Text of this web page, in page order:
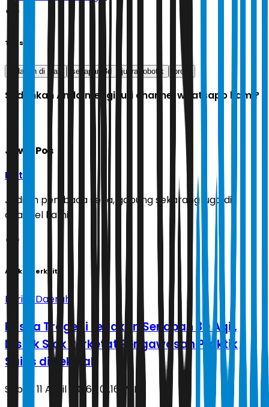
Tags
ledakan di siak senapan 3d juara robotik profil
Sudahkah Anda mengikuti channel whatsapp kami?
Jawa Pos
Ikuti
Jadilah pembaca setia, gabung sekarang juga di
channel kami!
Artikel Terkait
Berita Daerah
Pasca Tragedi Ledakan Senapan 3D Aqil,
Disdik Siak Perketat Pengawasan Praktik
Sains di Sekolah
Sabtu, 11 April 2026 | 01.16 WIB